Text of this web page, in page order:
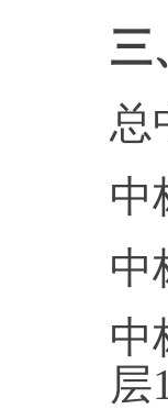
三
总
中
中
中
层